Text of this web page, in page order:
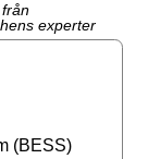
experter
(BESS)